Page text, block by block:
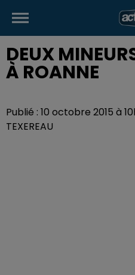
DEUX
À ROANNE
Publié : 10 octobre 2015 à
TEXEREAU